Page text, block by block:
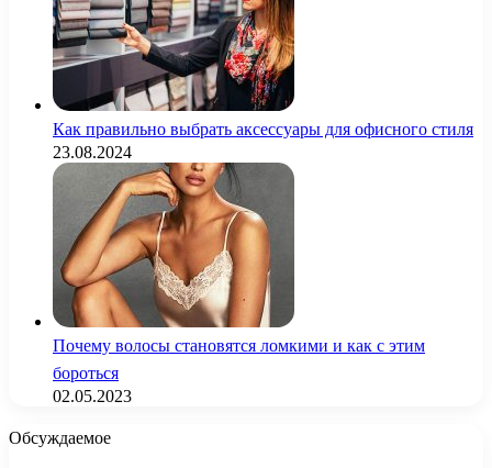
Как правильно выбрать аксессуары для офисного стиля
23.08.2024
Почему волосы становятся ломкими и как с этим
бороться
02.05.2023
Обсуждаемое